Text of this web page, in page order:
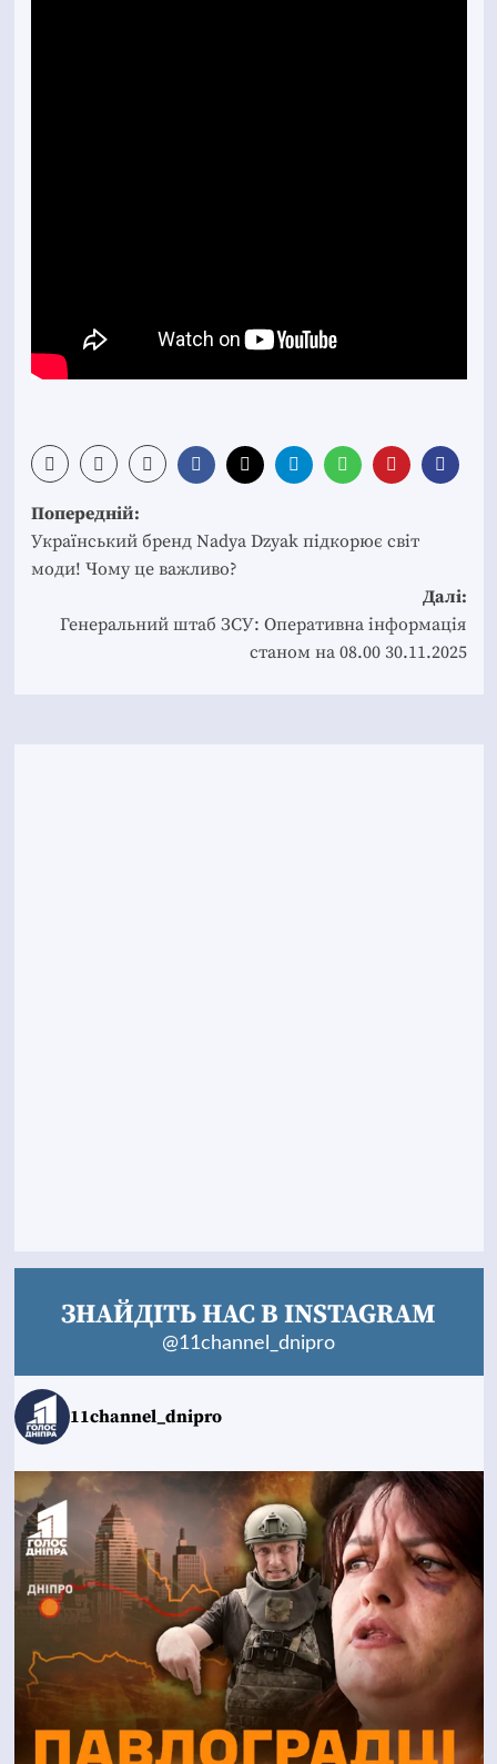
Post
navigation
Попередній:
Український бренд Nadya Dzyak підкорює світ
моди! Чому це важливо?
Далі:
Генеральний штаб ЗСУ: Оперативна інформація
станом на 08.00 30.11.2025
ЗНАЙДІТЬ НАС В INSTAGRAM
@11channel_dnipro
11channel_dnipro